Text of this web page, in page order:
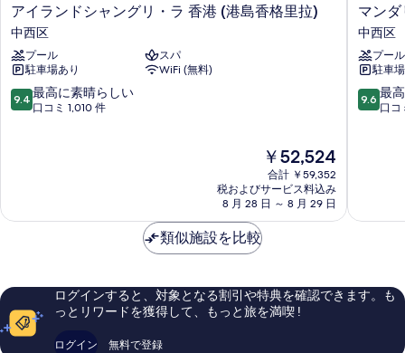
るア
イ
ラ
ン
ド
シ
ャ
(港
里
中
西
アイランドシャングリ・ラ 香港 (港島香格里拉)
中西区
プール
スパ
駐車場あり
WiFi (無料)
10
段
素
い、
コ
ミ
9.4 最高に素晴らしい
口コミ 1,010 件
現
在
の
料
金
は
￥52,524
合計 ￥59,352
税およびサービス料込み
8 月 28 日 ～ 8 月 29 日
マ
ン
ダ
リ
ン
オ
リ
(香
東
方
マン
中西区
プール
駐車
10
段
素
い、
口
9.6 最
口コ
類似施設を比較
ログインすると、対象となる割引や特典を確認できます。も
っとリワードを獲得して、もっと旅を満喫 !
ログイン 無料で登録